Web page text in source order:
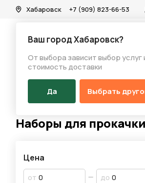
Хабаровск
Ваш город Хабаровск?
От выбора зависит выбор услуг
стоимость доставки
Да Выбрать
+7 (909) 823-66-53
На главную
Каталог/Инструменты/ Наборы для
Разделы каталога
Велосипеды
Наборы для
Цена
от до